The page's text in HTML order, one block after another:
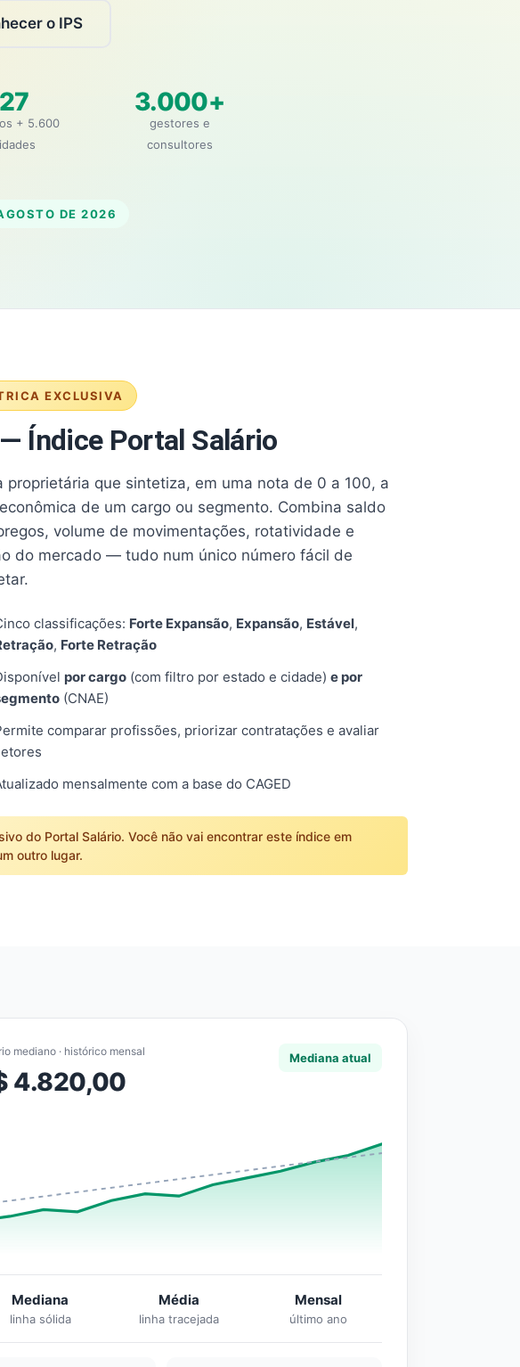
o IPS
27
+ 5.600
3.000+
gestores e
consultores
DE 2026
EXCLUSIVA
Índice Portal Salário
proprietária que sintetiza, em uma nota de 0 a 100, a
de um cargo ou segmento. Combina saldo
volume de movimentações, rotatividade e
do mercado — tudo num único número fácil de
classificações: Forte Expansão, Expansão, Estável,
, Forte Retração
por cargo (com filtro por estado e cidade) e por
(CNAE)
comparar profissões, priorizar contratações e avaliar
mensalmente com a base do CAGED
do Portal Salário. Você não vai encontrar este índice em
outro lugar.
mediano · histórico mensal
4.820,00
Mediana atual
Mediana
linha sólida
Média
linha tracejada
Mensal
último ano